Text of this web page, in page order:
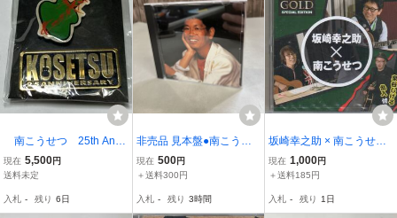
南こうせつ 25th Anni
versary ピンズ ピンバッ
ジ 未開封 バッチ
現在 5,500円
送料未定
入札 - 残り 6日
非売品 見本盤●南こうせ
つ / Home Coming ホー
ム・カミング D32A-0381
現在 500円
＋送料300円
入札 - 残り 3時間
坂崎幸之助 × 南こうせつ
泉谷しげる 乱入付き オー
ルナイトニッポン GOLD
対談CD 真夜中のフォー
現在 1,000円
＋送料185円
入札 - 残り 1日